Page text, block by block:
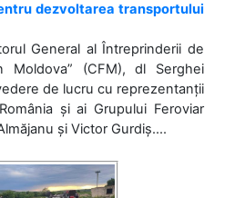
dezvoltarea transportului
General al Întreprinderii de
Moldova” (CFM), dl Serghei
de lucru cu reprezentanții
și ai Grupului Feroviar
și Victor Gurdiș....